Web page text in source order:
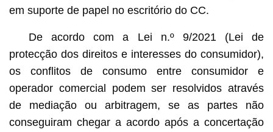
em suporte de papel no escritório do CC.
De acordo com a Lei n.º 9/2021 (Lei de
protecção dos direitos e interesses do consumidor),
os conflitos de consumo entre consumidor e
operador comercial podem ser resolvidos através
de mediação ou arbitragem, se as partes não
conseguiram chegar a acordo após a concertação